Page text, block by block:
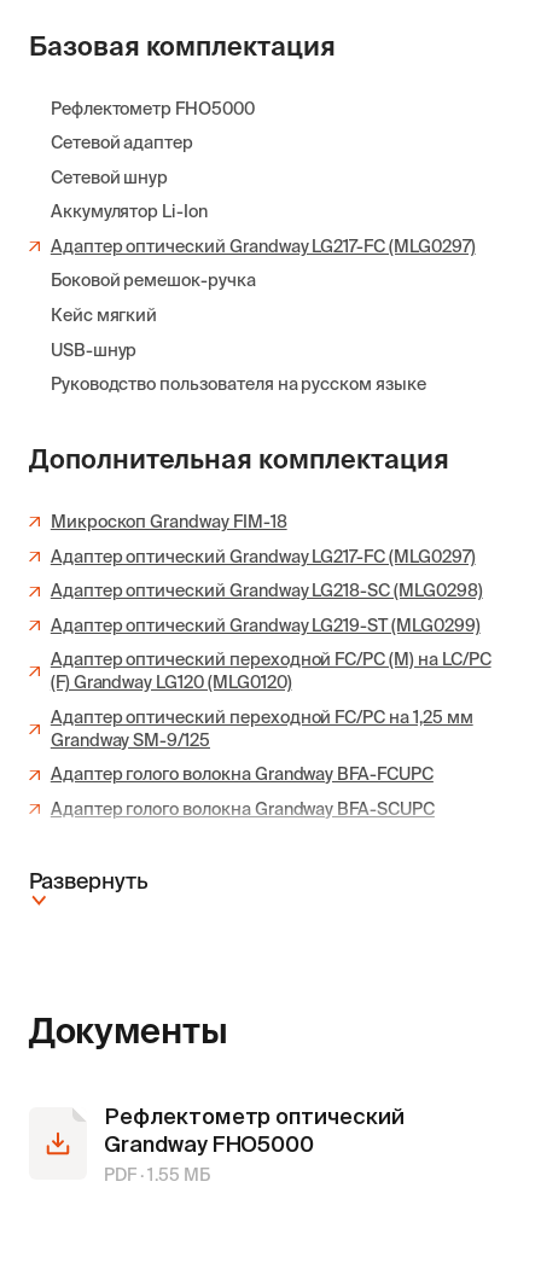
Базовая комплектация
Рефлектометр FHO5000
Сетевой адаптер
Сетевой шнур
Аккумулятор Li-Ion
Адаптер оптический Grandway LG217-FC (MLG0297)
Боковой ремешок-ручка
Кейс мягкий
USB-шнур
Руководство пользователя на русском языке
Дополнительная комплектация
Микроскоп Grandway FIM-18
Адаптер оптический Grandway LG217-FC (MLG0297)
Адаптер оптический Grandway LG218-SC (MLG0298)
Адаптер оптический Grandway LG219-ST (MLG0299)
Адаптер оптический переходной FC/PC (M) на LC/PC
(F) Grandway LG120 (MLG0120)
Адаптер оптический переходной FC/PC на 1,25 мм
Grandway SM-9/125
Адаптер голого волокна Grandway BFA-FCUPC
Адаптер голого волокна Grandway BFA-SCUPC
Развернуть
Документы
Рефлектометр оптический
Grandway FHO5000
PDF ·1.55 МБ